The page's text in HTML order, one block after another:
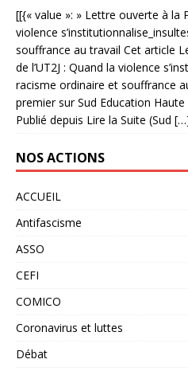
[[{« value »: » Lettre ouverte à la
violence
souffrance au travail Cet article
de l’UT2J : Quand la violence
racisme ordinaire et souffrance
premier sur Sud Education
Publié depuis Lire la Suite (Sud
NOS ACTIONS
ACCUEIL
Antifascisme
ASSO
CEFI
COMICO
Coronavirus et luttes
Débat